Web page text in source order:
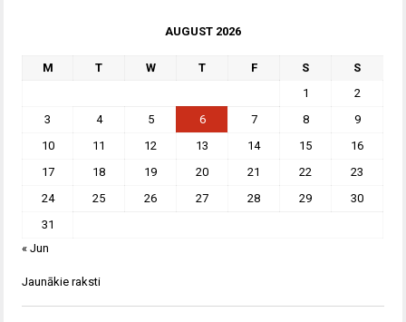
AUGUST 2026
M T W T F S
S
1
2
3
4 5 6 7 8
9
10
11 12 13 14 15
16
17
18 19 20 21 22
23
24
25 26 27 28 29
30
31
« Jun
Jaunākie raksti